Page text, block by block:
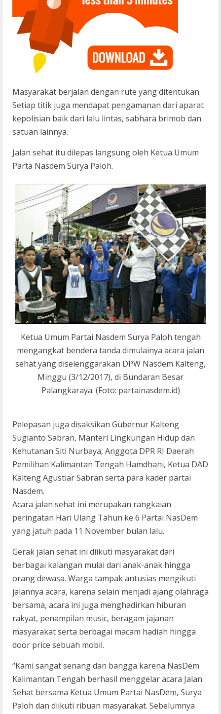
Masyarakat berjalan dengan rute yang ditentukan.
Setiap titik juga mendapat pengamanan dari aparat
kepolisian baik dari lalu lintas, sabhara brimob dan
satuan lainnya.
Jalan sehat itu dilepas langsung oleh Ketua Umum
Parta Nasdem Surya Paloh.
Ketua Umum Partai Nasdem Surya Paloh tengah
mengangkat bendera tanda dimulainya acara jalan
sehat yang diselenggarakan DPW Nasdem Kalteng,
Minggu (3/12/2017), di Bundaran Besar
Palangkaraya. (Foto: partainasdem.id)
Pelepasan juga disaksikan Gubernur Kalteng
Sugianto Sabran, Manteri Lingkungan Hidup dan
Kehutanan Siti Nurbaya, Anggota DPR RI Daerah
Pemilihan Kalimantan Tengah Hamdhani, Ketua DAD
Kalteng Agustiar Sabran serta para kader partai
Nasdem.
Acara jalan sehat ini merupakan rangkaian
peringatan Hari Ulang Tahun ke 6 Partai NasDem
yang jatuh pada 11 November bulan lalu.
Gerak jalan sehat ini diikuti masyarakat dari
berbagai kalangan mulai dari anak-anak hingga
orang dewasa. Warga tampak antusias mengikuti
jalannya acara, karena selain menjadi ajang olahraga
bersama, acara ini juga menghadirkan hiburan
rakyat, penampilan music, beragam jajanan
masyarakat serta berbagai macam hadiah hingga
door price sebuah mobil.
“Kami sangat senang dan bangga karena NasDem
Kalimantan Tengah berhasil menggelar acara Jalan
Sehat bersama Ketua Umum Partai NasDem, Surya
Paloh dan diikuti ribuan masyarakat. Sebelumnya